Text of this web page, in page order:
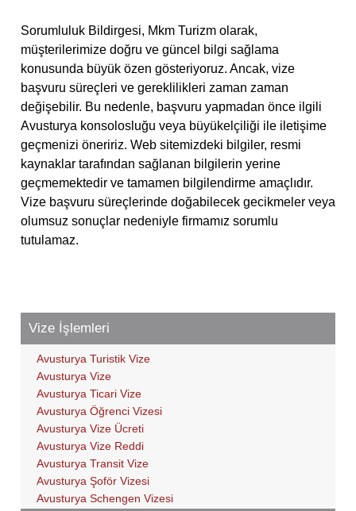
Sorumluluk Bildirgesi, Mkm Turizm olarak,
müşterilerimize doğru ve güncel bilgi sağlama
konusunda büyük özen gösteriyoruz. Ancak, vize
başvuru süreçleri ve gereklilikleri zaman zaman
değişebilir. Bu nedenle, başvuru yapmadan önce ilgili
Avusturya konsolosluğu veya büyükelçiliği ile iletişime
geçmenizi öneririz. Web sitemizdeki bilgiler, resmi
kaynaklar tarafından sağlanan bilgilerin yerine
geçmemektedir ve tamamen bilgilendirme amaçlıdır.
Vize başvuru süreçlerinde doğabilecek gecikmeler veya
olumsuz sonuçlar nedeniyle firmamız sorumlu
tutulamaz.
Vize İşlemleri
Avusturya Turistik Vize
Avusturya Vize
Avusturya Ticari Vize
Avusturya Öğrenci Vizesi
Avusturya Vize Ücreti
Avusturya Vize Reddi
Avusturya Transit Vize
Avusturya Şoför Vizesi
Avusturya Schengen Vizesi